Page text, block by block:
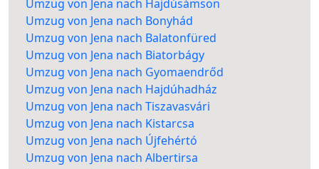
Umzug von Jena nach Hajdúsámson
Umzug von Jena nach Bonyhád
Umzug von Jena nach Balatonfüred
Umzug von Jena nach Biatorbágy
Umzug von Jena nach Gyomaendrőd
Umzug von Jena nach Hajdúhadház
Umzug von Jena nach Tiszavasvári
Umzug von Jena nach Kistarcsa
Umzug von Jena nach Újfehértó
Umzug von Jena nach Albertirsa